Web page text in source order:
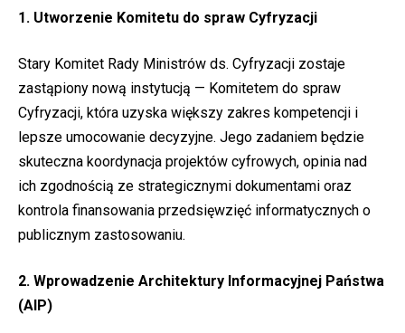
1. Utworzenie Komitetu do spraw Cyfryzacji
Stary Komitet Rady Ministrów ds. Cyfryzacji zostaje
zastąpiony nową instytucją — Komitetem do spraw
Cyfryzacji, która uzyska większy zakres kompetencji i
lepsze umocowanie decyzyjne. Jego zadaniem będzie
skuteczna koordynacja projektów cyfrowych, opinia nad
ich zgodnością ze strategicznymi dokumentami oraz
kontrola finansowania przedsięwzięć informatycznych o
publicznym zastosowaniu.
2. Wprowadzenie Architektury Informacyjnej Państwa
(AIP)